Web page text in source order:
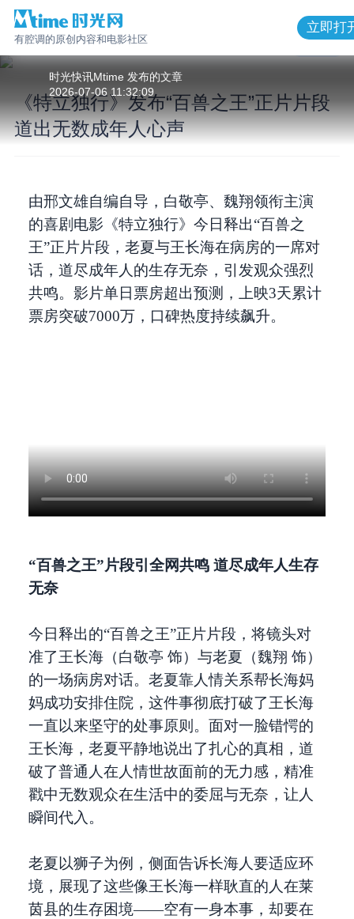
有腔调的原创内容和电影社区
立即打
时光快讯Mtime 发布的文章
2026-07-06 11:32:09
《特立独行》发布“百兽之王”正片片段
《特立独行》发布“百兽之王”正片片段
道出无数成年人心声
由邢文雄自编自导，白敬亭、魏翔领衔主演
的喜剧电影《特立独行》今日释出“百兽之
王”正片片段，老夏与王长海在病房的一席对
话，道尽成年人的生存无奈，引发观众强烈
共鸣。影片单日票房超出预测，上映3天累计
票房突破7000万，口碑热度持续飙升。
“百兽之王”片段引全网共鸣 道尽成年人生存
无奈
今日释出的“百兽之王”正片片段，将镜头对
准了王长海（白敬亭 饰）与老夏（魏翔 饰）
的一场病房对话。老夏靠人情关系帮长海妈
妈成功安排住院，这件事彻底打破了王长海
一直以来坚守的处事原则。面对一脸错愕的
王长海，老夏平静地说出了扎心的真相，道
破了普通人在人情世故面前的无力感，精准
戳中无数观众在生活中的委屈与无奈，让人
瞬间代入。
老夏以狮子为例，侧面告诉长海人要适应环
境，展现了这些像王长海一样耿直的人在莱
茵县的生存困境——空有一身本事，却要在